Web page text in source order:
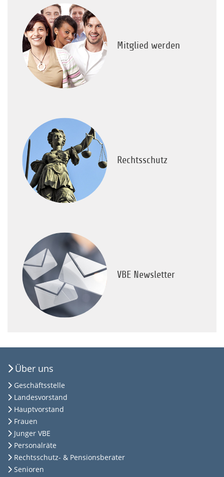
Mitglied werden
Rechtsschutz
VBE Newsletter
Über uns
Geschäftsstelle
Landesvorstand
Hauptvorstand
Frauen
Junger VBE
Personalräte
Rechtsschutz- & Pensionsberater
Senioren